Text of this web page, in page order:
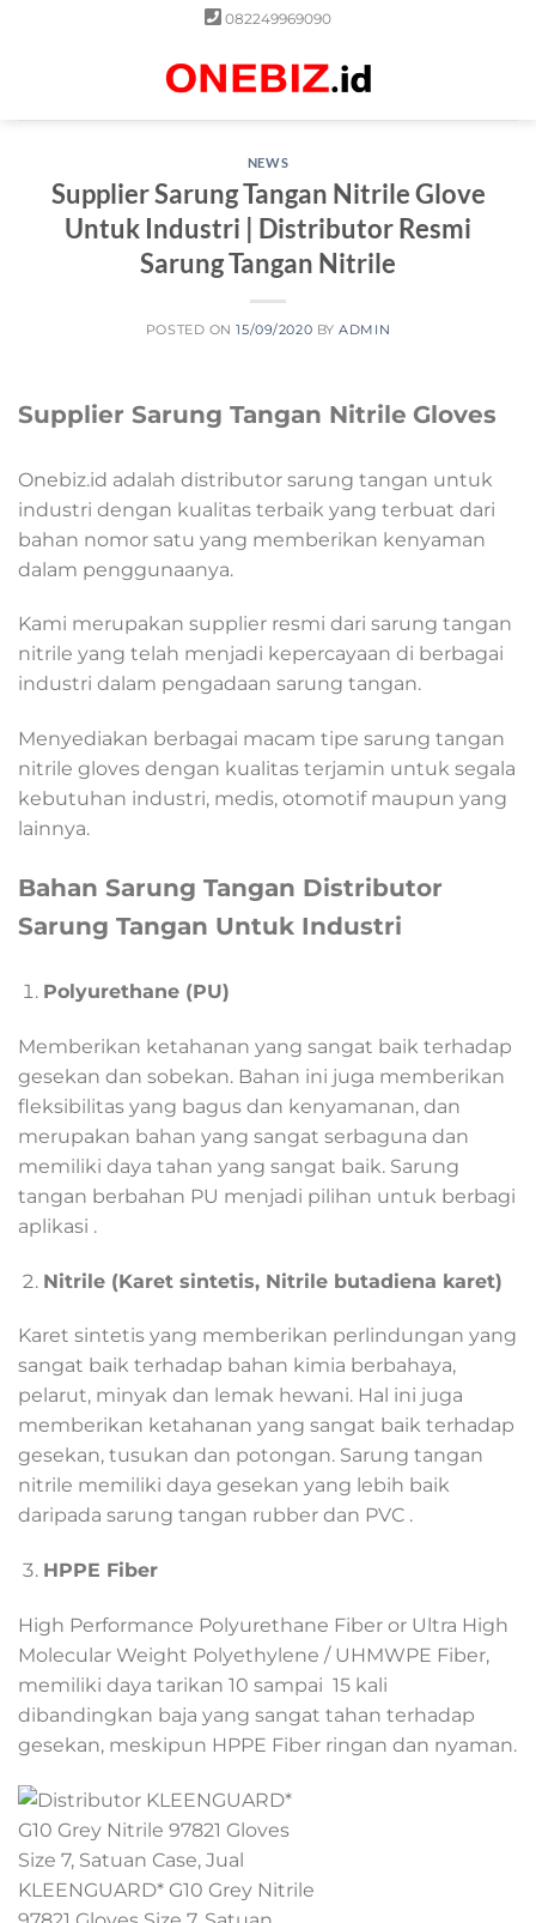
082249969090
NEWS
Supplier Sarung Tangan Nitrile Glove
Untuk Industri | Distributor Resmi
Sarung Tangan Nitrile
POSTED ON15/09/2020 BYADMIN
Supplier Sarung Tangan Nitrile Gloves
Onebiz.id adalah distributor sarung tangan untuk
industri dengan kualitas terbaik yang terbuat dari
bahan nomor satu yang memberikan kenyaman
dalam penggunaanya.
Kami merupakan supplier resmi dari sarung tangan
nitrile yang telah menjadi kepercayaan di berbagai
industri dalam pengadaan sarung tangan.
Menyediakan berbagai macam tipe sarung tangan
nitrile gloves dengan kualitas terjamin untuk segala
kebutuhan industri, medis, otomotif maupun yang
lainnya.
Bahan Sarung Tangan Distributor
Sarung Tangan Untuk Industri
Polyurethane (PU)
Memberikan ketahanan yang sangat baik terhadap
gesekan dan sobekan. Bahan ini juga memberikan
fleksibilitas yang bagus dan kenyamanan, dan
merupakan bahan yang sangat serbaguna dan
memiliki daya tahan yang sangat baik. Sarung
tangan berbahan PU menjadi pilihan untuk berbagi
aplikasi .
Nitrile (Karet sintetis, Nitrile butadiena karet)
Karet sintetis yang memberikan perlindungan yang
sangat baik terhadap bahan kimia berbahaya,
pelarut, minyak dan lemak hewani. Hal ini juga
memberikan ketahanan yang sangat baik terhadap
gesekan, tusukan dan potongan. Sarung tangan
nitrile memiliki daya gesekan yang lebih baik
daripada sarung tangan rubber dan PVC .
HPPE Fiber
High Performance Polyurethane Fiber or Ultra High
Molecular Weight Polyethylene / UHMWPE Fiber,
memiliki daya tarikan 10 sampai 15 kali
dibandingkan baja yang sangat tahan terhadap
gesekan, meskipun HPPE Fiber ringan dan nyaman.